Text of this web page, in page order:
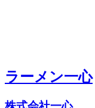
ラーメン一心